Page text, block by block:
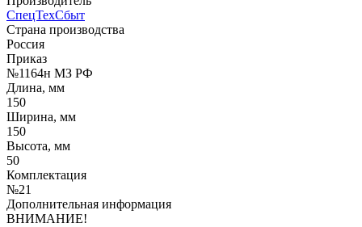
СпецТехСбыт
Страна производства
Россия
Приказ
№1164н МЗ РФ
Длина, мм
150
Ширина, мм
150
Высота, мм
50
Комплектация
№21
Дополнительная информация
ВНИМАНИЕ!